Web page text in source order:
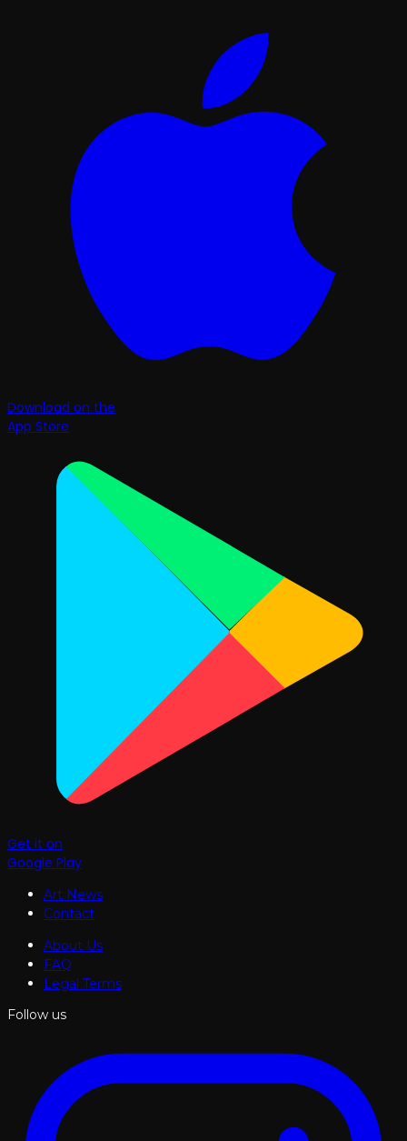
Download on the
App Store
Get it on
Google Play
Art News
Contact
About Us
FAQ
Legal Terms
Follow us